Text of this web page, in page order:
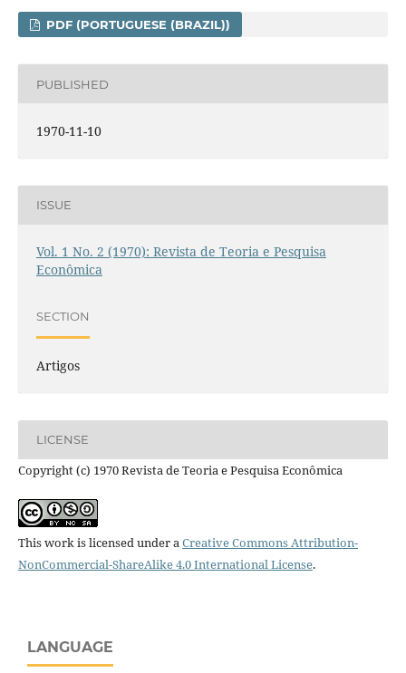
PDF (PORTUGUESE (BRAZIL))
PUBLISHED
1970-11-10
ISSUE
Vol. 1 No. 2 (1970): Revista de Teoria e Pesquisa
Econômica
SECTION
Artigos
LICENSE
Copyright (c) 1970 Revista de Teoria e Pesquisa Econômica
This work is licensed under a Creative Commons Attribution-
NonCommercial-ShareAlike 4.0 International License.
LANGUAGE